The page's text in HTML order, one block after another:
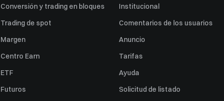
Conversión y trading en bloques
Trading de spot
Margen
Centro Earn
ETF
Futuros
Institucional
Comentarios de los usuarios
Anuncio
Tarifas
Ayuda
Solicitud de listado